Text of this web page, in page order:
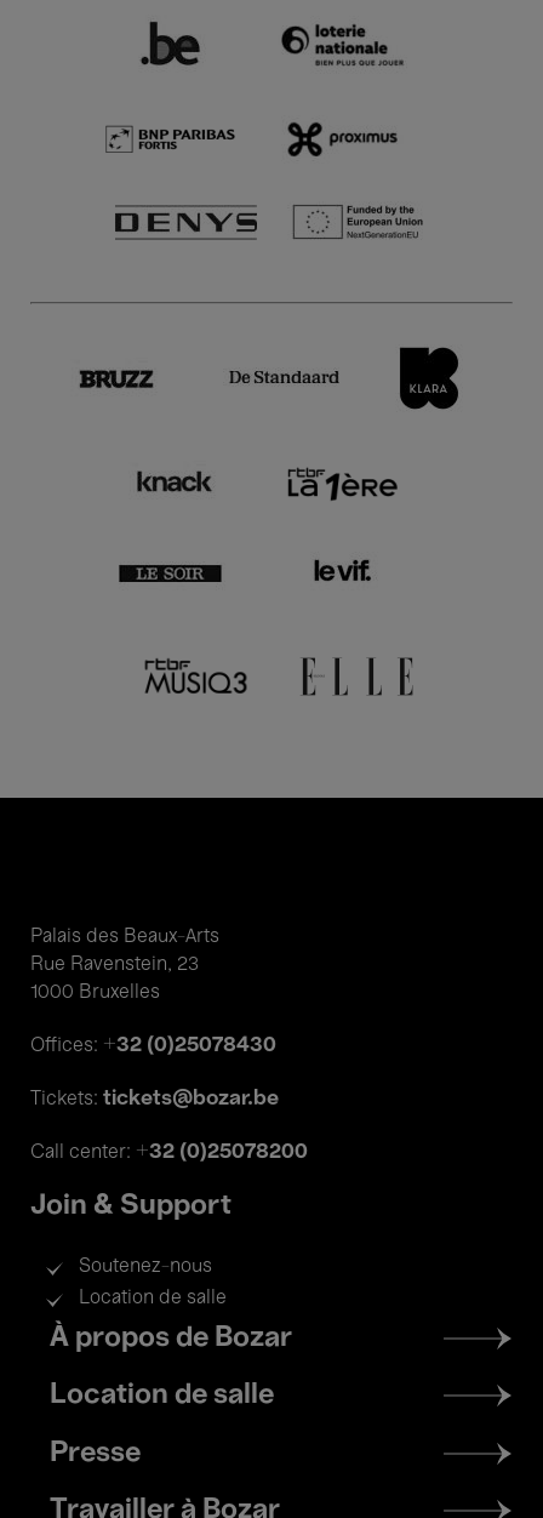
Palais des Beaux-Arts
Rue Ravenstein, 23
1000 Bruxelles
Offices: +32 (0)25078430
Tickets: tickets@bozar.be
Call center: +32 (0)25078200
Join & Support
Soutenez-nous
Location de salle
Footer
menu
À propos de Bozar
Location de salle
Presse
Travailler à Bozar